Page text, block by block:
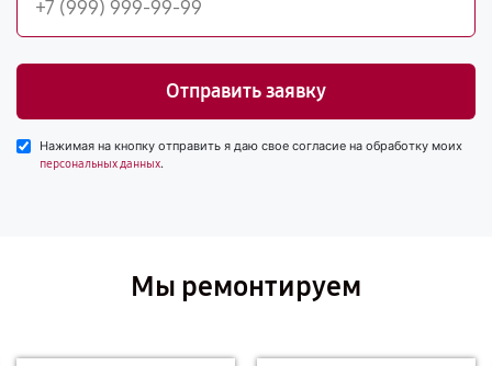
Отправить заявку
Нажимая на кнопку отправить я даю свое согласие на обработку моих
персональных данных.
Мы ремонтируем